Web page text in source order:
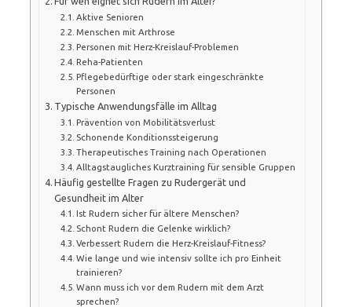
Aktive Senioren
Menschen mit Arthrose
Personen mit Herz-Kreislauf-Problemen
Reha-Patienten
Pflegebedürftige oder stark eingeschränkte
Personen
Typische Anwendungsfälle im Alltag
Prävention von Mobilitätsverlust
Schonende Konditionssteigerung
Therapeutisches Training nach Operationen
Alltagstaugliches Kurztraining für sensible Gruppen
Häufig gestellte Fragen zu Rudergerät und
Gesundheit im Alter
Ist Rudern sicher für ältere Menschen?
Schont Rudern die Gelenke wirklich?
Verbessert Rudern die Herz-Kreislauf-Fitness?
Wie lange und wie intensiv sollte ich pro Einheit
trainieren?
Wann muss ich vor dem Rudern mit dem Arzt
sprechen?